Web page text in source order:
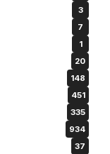
3
7
1
20
148
451
335
934
37